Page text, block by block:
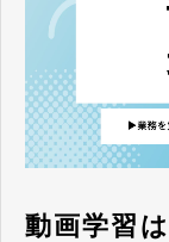
動画学習